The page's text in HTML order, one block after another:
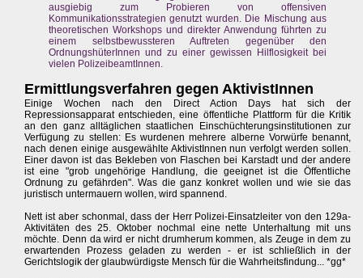
ausgiebig zum Probieren von offensiven
Kommunikationsstrategien genutzt wurden. Die Mischung aus
theoretischen Workshops und direkter Anwendung führten zu
einem selbstbewussteren Auftreten gegenüber den
OrdnungshüterInnen und zu einer gewissen Hilflosigkeit bei
vielen PolizeibeamtInnen.
Ermittlungsverfahren gegen AktivistInnen
Einige Wochen nach den Direct Action Days hat sich der
Repressionsapparat entschieden, eine öffentliche Plattform für die Kritik
an den ganz alltäglichen staatlichen Einschüchterungsinstitutionen zur
Verfügung zu stellen: Es wurdenen mehrere alberne Vorwürfe benannt,
nach denen einige ausgewählte AktivistInnen nun verfolgt werden sollen.
Einer davon ist das Bekleben von Flaschen bei Karstadt und der andere
ist eine "grob ungehörige Handlung, die geeignet ist die Öffentliche
Ordnung zu gefährden". Was die ganz konkret wollen und wie sie das
juristisch untermauern wollen, wird spannend.
Nett ist aber schonmal, dass der Herr Polizei-Einsatzleiter von den 129a-
Aktivitäten des 25. Oktober nochmal eine nette Unterhaltung mit uns
möchte. Denn da wird er nicht drumherum kommen, als Zeuge in dem zu
erwartenden Prozess geladen zu werden - er ist schließlich in der
Gerichtslogik der glaubwürdigste Mensch für die Wahrheitsfindung... *gg*